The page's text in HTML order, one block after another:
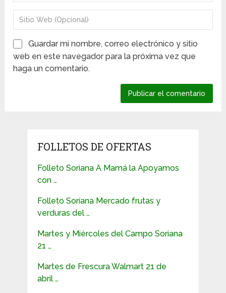
Guardar mi nombre, correo electrónico y sitio
web en este navegador para la próxima vez que
haga un comentario.
FOLLETOS DE OFERTAS
Folleto Soriana A Mamá la Apoyamos
con …
Folleto Soriana Mercado frutas y
verduras del …
Martes y Miércoles del Campo Soriana
21 …
Martes de Frescura Walmart 21 de
abril …